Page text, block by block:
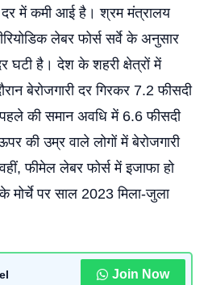
दर में कमी आई है। श्रम मंत्रालय
लेबर फोर्स सर्वे के अनुसार
घटी है। देश के शहरी क्षेत्रों में
बेरोजगारी दर गिरकर 7.2 फीसदी
की समान अवधि में 6.6 फीसदी
की उम्र वाले लोगों में बेरोजगारी
फीमेल लेबर फोर्स में इजाफा हो
मोर्चे पर साल 2023 मिला-जुला
Join Now